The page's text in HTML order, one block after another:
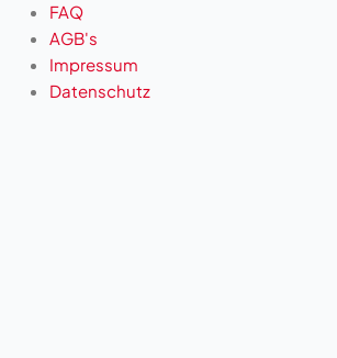
FAQ
AGB's
Impressum
Datenschutz